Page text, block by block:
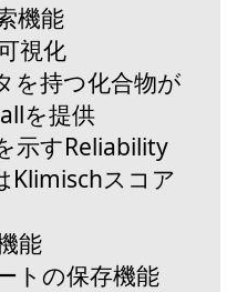
機能
視化
を持つ化合物が
を提供
示すReliability
Klimischスコア
能
トの保存機能